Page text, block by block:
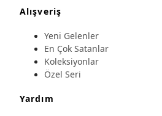
Alışveriş
Yeni Gelenler
En Çok Satanlar
Koleksiyonlar
Özel Seri
Yardım